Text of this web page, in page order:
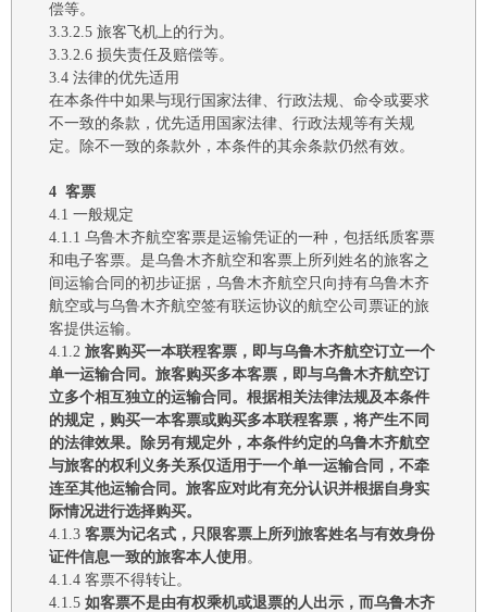
偿等。
3.3.2.5 旅客飞机上的行为。
3.3.2.6 损失责任及赔偿等。
3.4 法律的优先适用
在本条件中如果与现行 国家法律、 行政法规、命令或要求
不一致的条款， 优先适用 国家法律、 行政法规等有关规
定。 除不一致的条款外， 本条件的其余条款仍然有效。
4 客票
4.1 一般规定
4.1.1 乌鲁木齐航空客票是运输凭证的一种，包括纸质客票
和电子客票。是乌鲁木齐航空和客票上所列姓名的旅客之
间运输合同的初步证据 ， 乌鲁木齐航空只向持有乌鲁木齐
航空或与乌鲁木齐航空签有联运协议的航空公司票证的旅
客提供运输。
4.1.2 旅客购买一本联程客票，即与乌鲁木齐航空订立一个
单一运输合同。 旅客购买多本客票，即与乌鲁木齐航空订
立多个相互独立的运输合同。根据相关法律法规及本条件
的规定，购买一本客票或购买多本联程客票，将产生不同
的法律效果。除另有规定外，本条件约定的乌鲁木齐航空
与旅客的权利义务关系仅适用于一个单一运输合同，不牵
连至其他运输合同。旅客应对此有充分认识并根据自身实
际情况进行选择购买。
4.1.3 客票为记名式，只限客票上所列旅客姓名与有效身份
证件信息一致的旅客本人使用 。
4.1.4 客票不得转让。
4.1.5 如客票不是由有权乘机或退票的人出示，而乌鲁木齐